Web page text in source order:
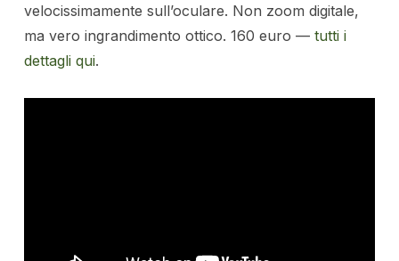
velocissimamente sull’oculare. Non zoom digitale,
ma vero ingrandimento ottico. 160 euro — tutti i
dettagli qui.